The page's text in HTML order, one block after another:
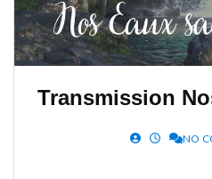
Transmission
NO